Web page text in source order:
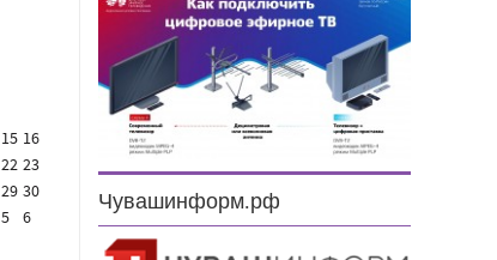
15 16
22 23
29 30
5 6
Чувашинформ.рф